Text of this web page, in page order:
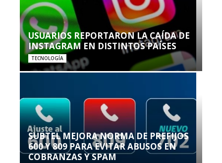
USUARIOS REPORTARON LA CAÍDA DE
INSTAGRAM EN DISTINTOS PAÍSES
TECNOLOGÍA
SUBTEL MEJORA NORMA DE PREFIJOS
600 Y 809 PARA EVITAR ABUSOS EN
COBRANZAS Y SPAM